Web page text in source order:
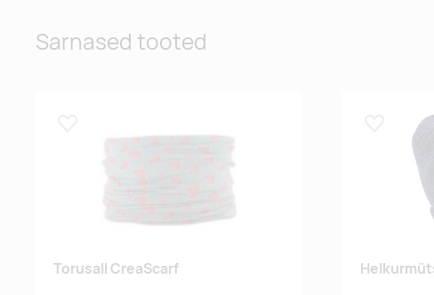
Sarnased tooted
Torusall CreaScarf
Lisa